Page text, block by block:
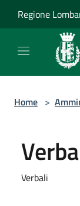
Regione
Home >
Verbali